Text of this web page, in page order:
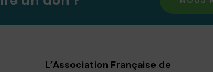
L’Association Française de